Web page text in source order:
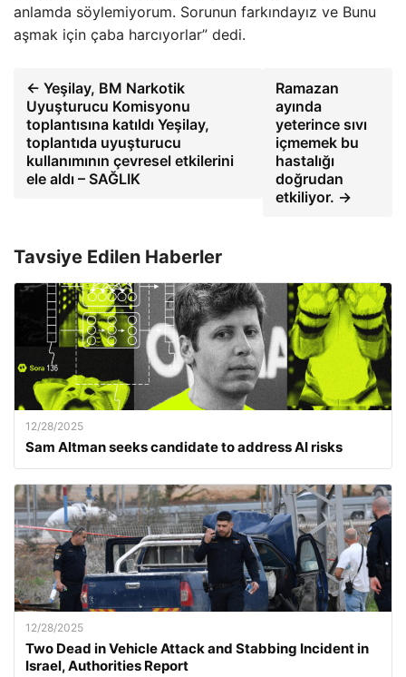
anlamda söylemiyorum. Sorunun farkındayız ve Bunu
aşmak için çaba harcıyorlar” dedi.
← Yeşilay, BM Narkotik
Uyuşturucu Komisyonu
toplantısına katıldı Yeşilay,
toplantıda uyuşturucu
kullanımının çevresel etkilerini
ele aldı – SAĞLIK
Ramazan
ayında
yeterince sıvı
içmemek bu
hastalığı
doğrudan
etkiliyor. →
Tavsiye Edilen Haberler
12/28/2025
Sam Altman seeks candidate to address AI risks
12/28/2025
Two Dead in Vehicle Attack and Stabbing Incident in
Israel, Authorities Report